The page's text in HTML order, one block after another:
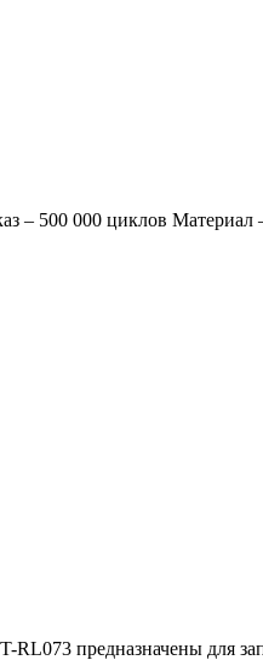
– 500 000 циклов
RL073 предназначены для